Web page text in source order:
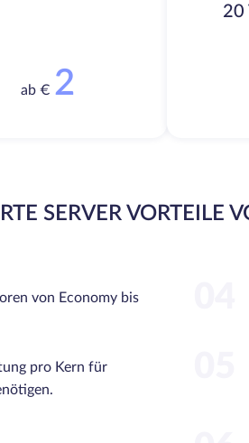
ab € 2
20
SERVER VORTEILE
von Economy bis
pro Kern für